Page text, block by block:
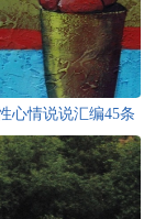
心情说说汇编45条